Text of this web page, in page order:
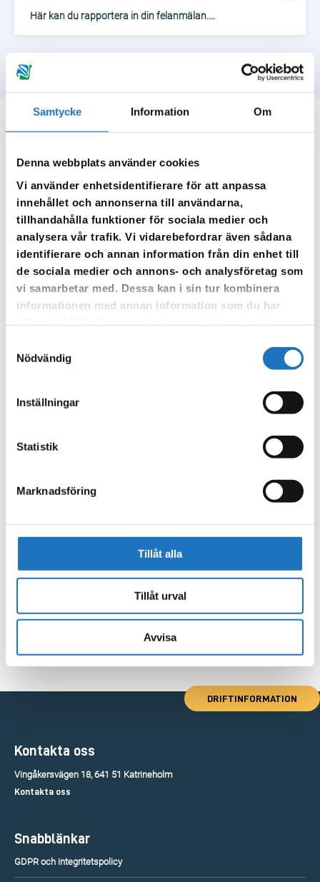
Samtycke Information Om
Denna webbplats använder cookies
Vi använder enhetsidentifierare för att anpassa
innehållet och annonserna till användarna,
tillhandahålla funktioner för sociala medier och
analysera vår trafik. Vi vidarebefordrar även sådana
identifierare och annan information från din enhet till
de sociala medier och annons- och analysföretag som
vi samarbetar med. Dessa kan i sin tur kombinera
informationen med annan information som du har
Nödvändig
Inställningar
Statistik
Marknadsföring
Tillåt alla
Tillåt urval
Avvisa
Här kan du rapportera in din felanmälan....
Anmäl dig till vår sms-tjänst.
Vår sms-tjänst använder vi enbart för att kunna informera dig
om driftstörningar och andra händelser som kan påverka dig
som fastighetsägare.
DRIFTINFORMATION
Kontakta oss
Vingåkersvägen 18, 641 51 Katrineholm
Kontakta oss
Snabblänkar
GDPR och integritetspolicy